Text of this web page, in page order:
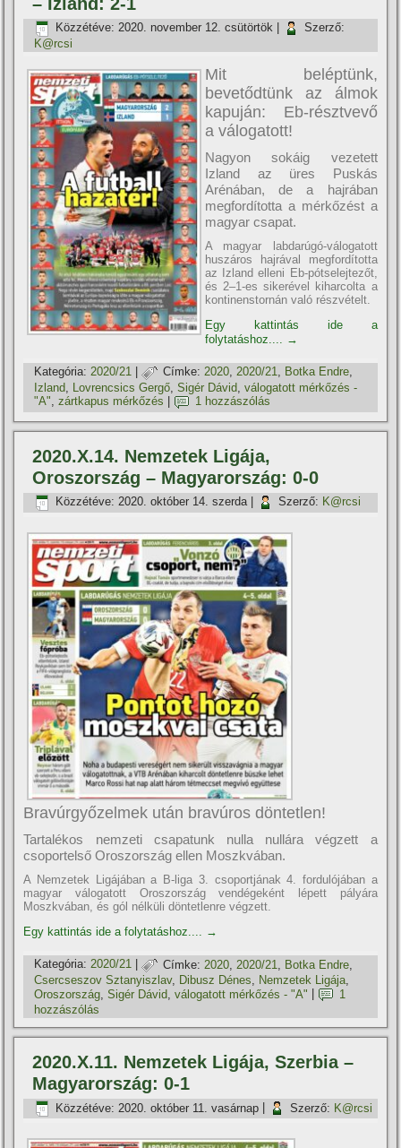
Közzétéve: 2020. november 12. csütörtök
Szerző:
K@rcsi
Mit beléptünk,
bevetődtünk az álmok
kapuján: Eb-résztvevő
a válogatott!
Nagyon sokáig vezetett
Izland az üres Puskás
Arénában, de a hajrában
megfordította a mérkőzést a
magyar csapat.
A magyar labdarúgó-válogatott
huszáros hajrával megfordította
az Izland elleni Eb-pótselejtezőt,
és 2–1-es sikerével kiharcolta a
kontinenstornán való részvételt.
Egy kattintás ide a
folytatáshoz....
→
Kategória: 2020/21 | Címke: 2020,2020/21, Botka Endre,
Izland Lovrencsics Gergő ,Sigér Dávid ,válogatott mérkőzés -
"A",zártkapus mérkőzés 1 hozzászólás
2020.X.14. Nemzetek Ligája,
Oroszország – Magyarország: 0-0
Közzétéve: 2020. október 14. szerda| Szerző: K@rcsi
Bravúrgyőzelmek után bravúros döntetlen!
Tartalékos nemzeti csapatunk nulla nullára végzett a
csoportelső Oroszország ellen Moszkvában.
A Nemzetek Ligájában a B-liga 3. csoportjának 4. fordulójában a
magyar válogatott Oroszország vendégeként lépett pályára
Moszkvában, és gól nélküli döntetlenre végzett.
Egy kattintás ide a folytatáshoz.... →
Kategória: 2020/21 | Címke: 2020 2020/21 Botka Endre
Csercseszov Sztanyiszlav, Dibusz Dénes, Nemzetek Ligája,
Oroszország ,Sigér Dávid ,válogatott mérkőzés - "A"
1
hozzászólás
2020.X.11. Nemzetek Ligája, Szerbia –
Magyarország: 0-1
Közzétéve: 2020. október 11. vasárnap Szerző: K@rcsi